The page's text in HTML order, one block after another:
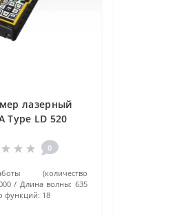
лазерный
Type LD 520
0
(количество
Длина волны: 635
функций: 18